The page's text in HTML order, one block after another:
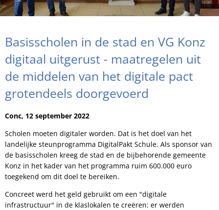
Basisscholen in de stad en VG Konz
digitaal uitgerust - maatregelen uit
de middelen van het digitale pact
grotendeels doorgevoerd
Conc, 12 september 2022
Scholen moeten digitaler worden. Dat is het doel van het
landelijke steunprogramma DigitalPakt Schule. Als sponsor van
de basisscholen kreeg de stad en de bijbehorende gemeente
Konz in het kader van het programma ruim 600.000 euro
toegekend om dit doel te bereiken.
Concreet werd het geld gebruikt om een "digitale
infrastructuur" in de klaslokalen te creëren: er werden